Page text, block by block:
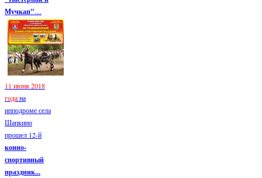
Мучкап"....
11 июня 2018
годана
ипподроме села
Шапкино
прошел 12-й
конно-
спортивный
праздник...